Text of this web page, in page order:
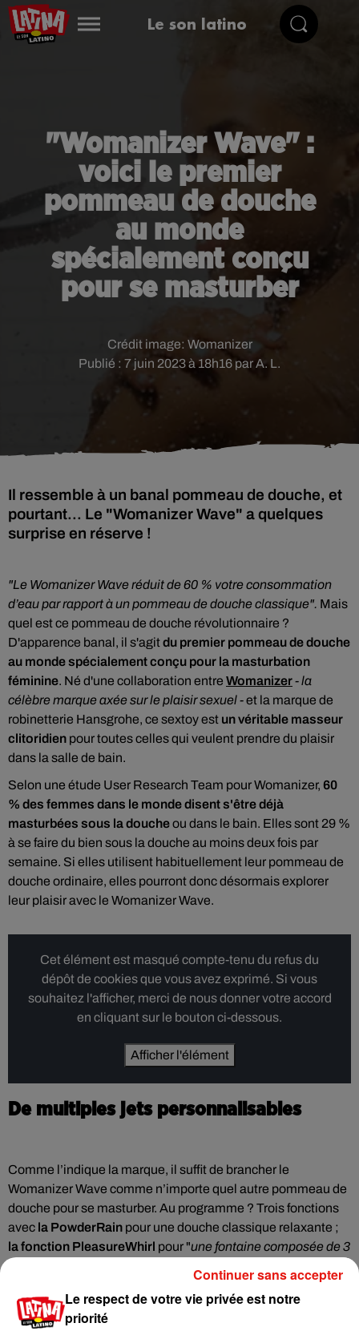
Le son latino
"Womanizer Wave" :
voici le premier
pommeau de douche
au monde
spécialement conçu
pour se masturber
Publié : 7 juin 2023 à 18h16 par A. L.
Crédit image: Womanizer
Il ressemble à un banal pommeau de douche, et
pourtant... Le "Womanizer Wave" a quelques
surprise en réserve !
"Le Womanizer Wave réduit de 60 % votre consommation
d’eau par rapport à un pommeau de douche classique". Mais
quel est ce pommeau de douche révolutionnaire ?
D'apparence banal, il s'agitdu premier pommeau de douche
au monde spécialement conçu pour la masturbation
féminine. Né d'une collaboration entre Womanizer- la
célèbre marque axée sur le plaisir sexuel -et la marque de
robinetterie Hansgrohe, ce sextoy est un véritable masseur
clitoridien pour toutes celles qui veulent prendre du plaisir
dans la salle de bain.
Selon une étude User Research Team pour Womanizer, 60
% des femmes dans le monde disent s'être déjà
masturbées sous la doucheou dans le bain. Elles sont 29 %
à se faire du bien sous la douche au moins deux fois par
semaine. Si elles utilisent habituellement leur pommeau de
douche ordinaire, elles pourront donc désormais explorer
leur plaisir avec le Womanizer Wave.
Cet élément est masqué compte-tenu du refus du
dépôt de cookies que vous avez exprimé. Si vous
souhaitez l'afficher, merci de nous donner votre accord
en cliquant sur le bouton ci-dessous.
Afficher l'élément
De multiples jets personnalisables
Comme l’indique la marque, il suffit de brancher le
Womanizer Wave comme n’importe quel autre pommeau de
douche pour se masturber. Au programme ? Trois fonctions
avec la PowderRain pour une douche classique relaxante ;
la fonction PleasureWhirl pour "une fontaine composée de 3
et enfin, la promesse d'un
maximum de plaisir avec le jet ciblé et régulier de la fonction
PleasureJet.
Le respect de votre vie privée est notre
priorité
Continuer sans accepter